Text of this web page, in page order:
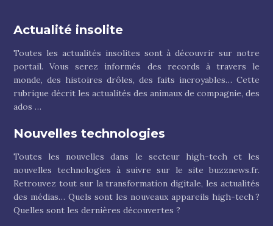
Actualité insolite
Toutes les actualités insolites sont à découvrir sur notre
portail. Vous serez informés des records à travers le
monde, des histoires drôles, des faits incroyables… Cette
rubrique décrit les actualités des animaux de compagnie, des
ados …
Nouvelles technologies
Toutes les nouvelles dans le secteur high-tech et les
nouvelles technologies à suivre sur le site buzznews.fr.
Retrouvez tout sur la transformation digitale, les actualités
des médias… Quels sont les nouveaux appareils high-tech ?
Quelles sont les dernières découvertes ?